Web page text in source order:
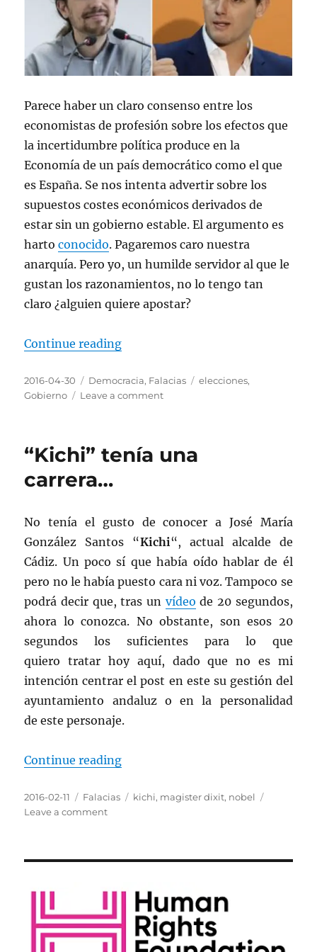
Parece haber un claro consenso entre los
economistas de profesión sobre los efectos que
la incertidumbre política produce en la
Economía de un país democrático como el que
es España. Se nos intenta advertir sobre los
supuestos costes económicos derivados de
estar sin un gobierno estable. El argumento es
hartoconocido. Pagaremos caro nuestra
anarquía. Pero yo, un humilde servidor al que le
gustan los razonamientos, no lo tengo tan
claro ¿alguien quiere apostar?
Continue reading“Otro día sin Gobierno, o la
Posted
on
2016-04-30 Categories
Democracia, Falacias Tags
elecciones,
Gobierno
Leave a commenton
Gobierno,
Nirvana
“Kichi” tenía una
carrera…
No tenía el gusto de conocer a José María
González Santos “Kichi“, actual alcalde de
Cádiz. Un poco sí que había oído hablar de él
pero no le había puesto cara ni voz. Tampoco se
podrá decir que, tras un vídeo de 20 segundos,
ahora lo conozca. No obstante, son esos 20
segundos los suficientes para lo que
quiero tratar hoy aquí, dado que no es mi
intención centrar el post en este su gestión del
ayuntamiento andaluz o en la personalidad
de este personaje.
Continue reading““Kichi” tenía una carrera…”
Posted
on
2016-02-11 Categories
Falacias Tags
kichi, magister dixit, nobel
Leave a commenton